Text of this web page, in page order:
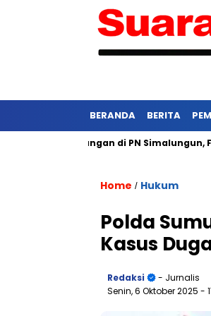
BERANDA BERITA
di PN Simalungun, Fokus
Home / Hukum
Polda
Kasus
Redaksi
- Jurnalis
Senin, 6 Oktober 2025 -